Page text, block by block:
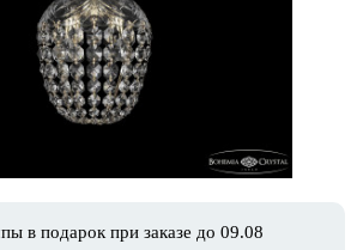
в подарок при заказе до 09.08